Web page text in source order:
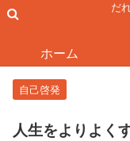
だ
ホーム
自己啓発
人生をよりよく